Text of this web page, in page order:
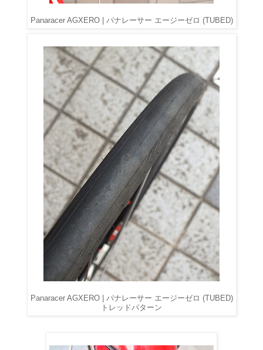
Panaracer AGXERO | パナレーサー エージーゼロ (TUBED)
Panaracer AGXERO | パナレーサー エージーゼロ (TUBED)
トレッドパターン